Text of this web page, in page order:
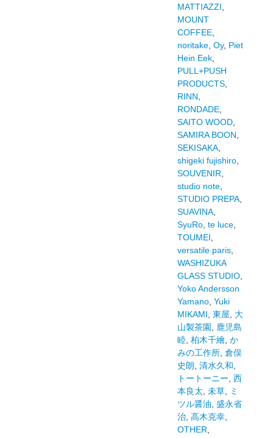
MATTIAZZI,
MOUNT
COFFEE,
noritake, Oy, Piet
Hein Eek,
PULL+PUSH
PRODUCTS,
RINN,
RONDADE,
SAITO WOOD,
SAMIRA BOON,
SEKISAKA,
shigeki fujishiro,
SOUVENIR,
studio note,
STUDIO PREPA,
SUAVINA,
SyuRo, te luce,
TOUMEI,
versatile paris,
WASHIZUKA
GLASS STUDIO,
Yoko Andersson
Yamano, Yuki
MIKAMI, 東屋, 大
山製茶園, 鹿児島
睦, 柏木千繪, か
みの工作所, 倉俣
史朗, 清水久和,
トートーニー, 西
本良太, 未草, ミ
ツル醤油, 盛永省
治, 高木克幸,
OTHER,